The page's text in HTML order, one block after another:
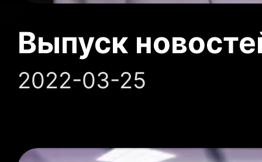
Выпуск
2022-03-25